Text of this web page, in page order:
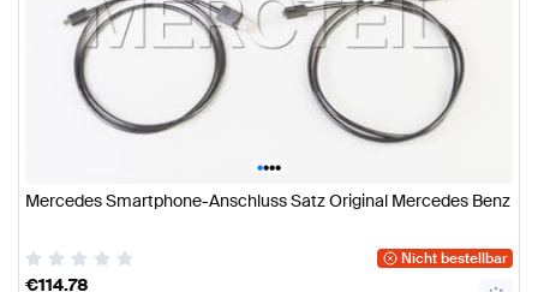
••••
Mercedes Smartphone-Anschluss Satz Original Mercedes Benz
Nicht bestellbar
€114.78